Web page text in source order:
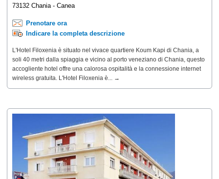
73132 Chania - Canea
Prenotare ora
Indicare la completa descrizione
L'Hotel Filoxenia è situato nel vivace quartiere Koum Kapi di Chania, a
soli 40 metri dalla spiaggia e vicino al porto veneziano di Chania, questo
accogliente hotel offre una calorosa ospitalità e la connessione internet
wireless gratuita. L'Hotel Filoxenia è... →